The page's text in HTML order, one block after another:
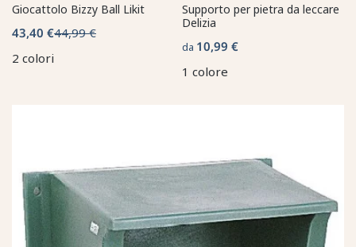
Giocattolo Bizzy Ball Likit
43,40 €44,99 €
2 colori
Supporto per pietra da leccare
Delizia
da 10,99 €
1 colore